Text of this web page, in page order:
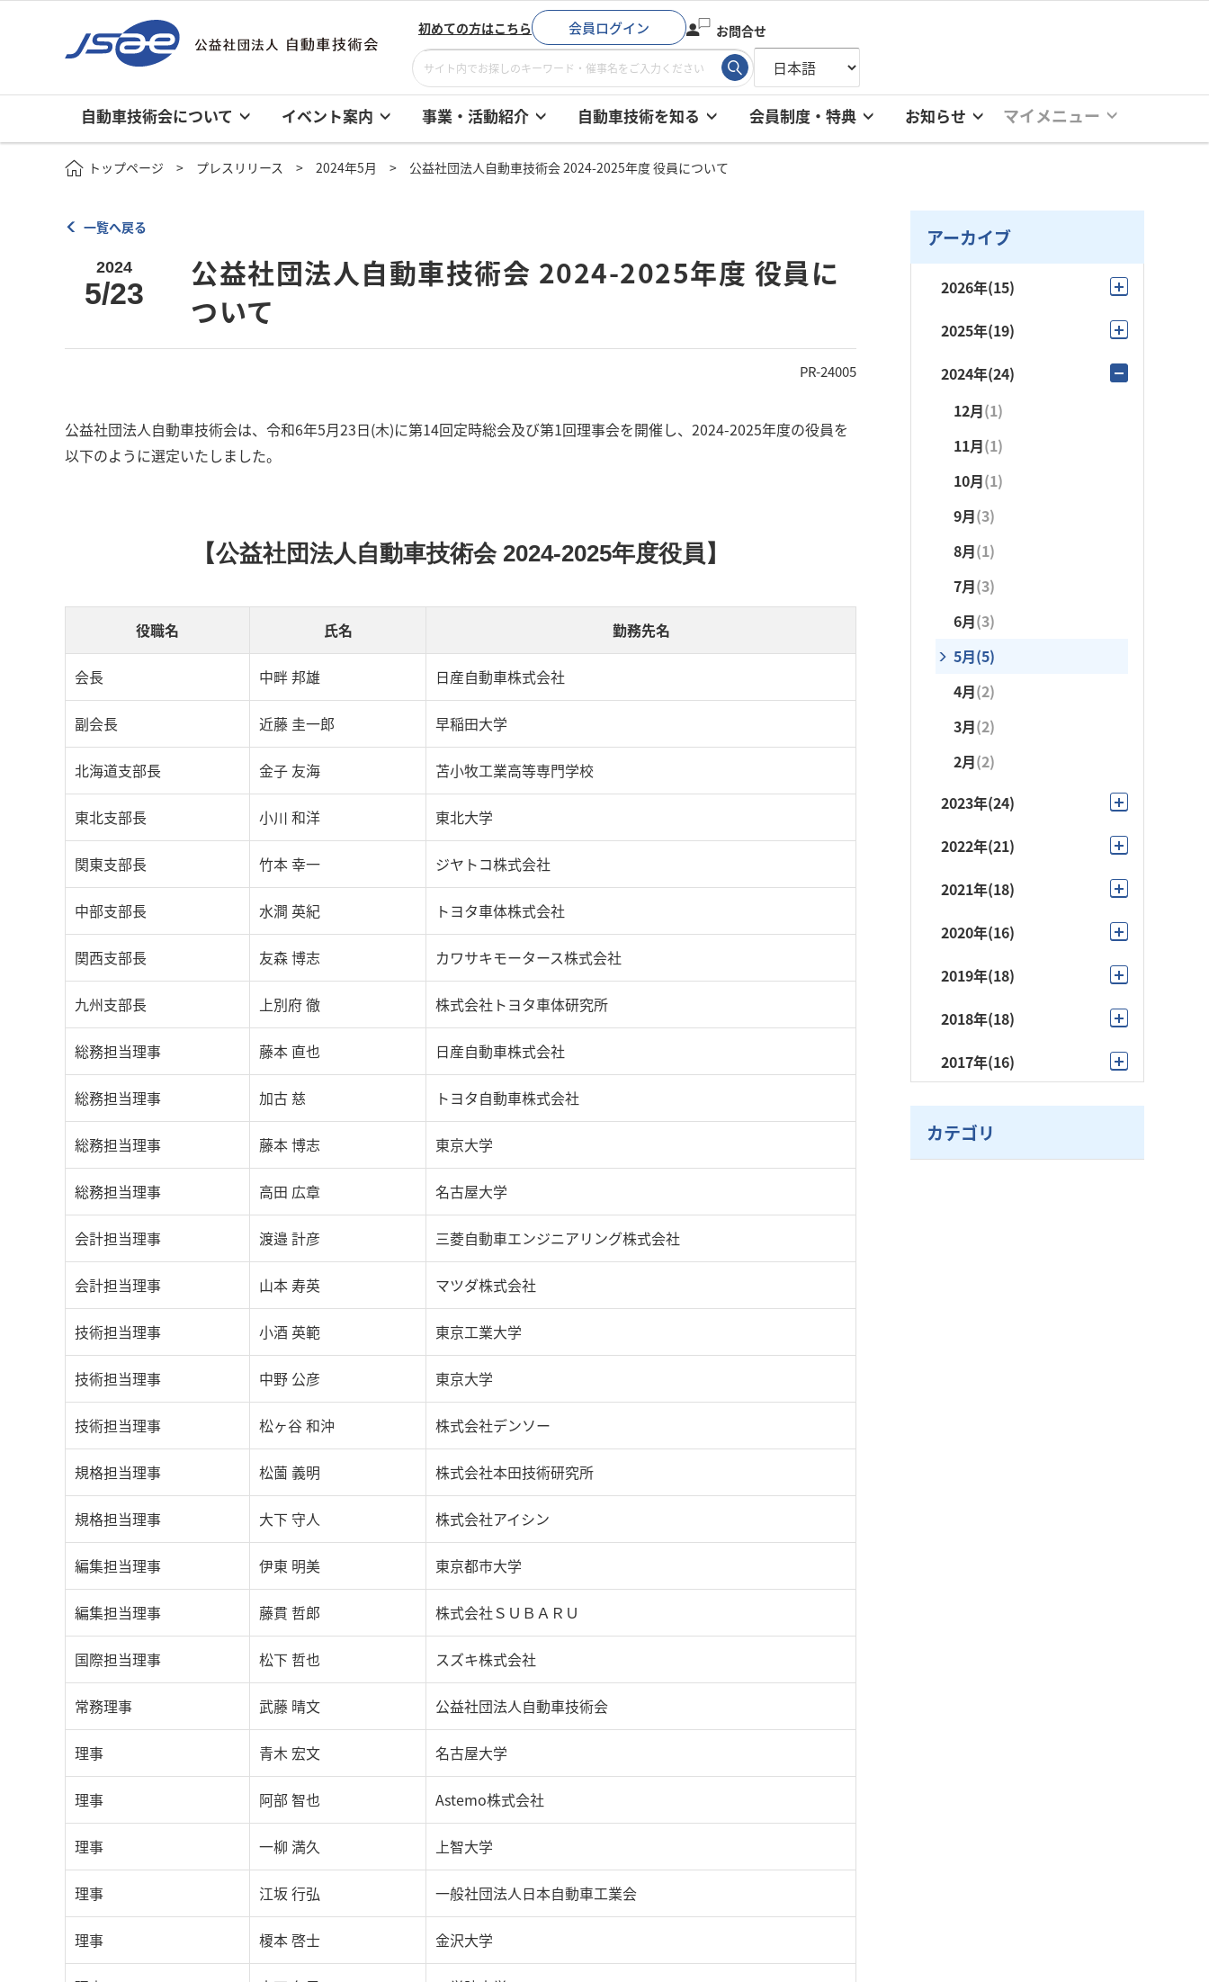
初めての方はこちら 会員ログイン お問合せ
自動車技術会について イベント案内 事業・活動紹介 自動車技術を知る 会員制度・特典 お知らせ マイメニュー
トップページ プレスリリース 2024年5月 公益社団法人自動車技術会 2024-2025年度 役員について
一覧へ戻る
公益社団法人自動車技術会 2024-2025年度 役員に
ついて
2024
5/23
PR-24005
公益社団法人自動車技術会は、令和6年5月23日(木)に第14回定時総会及び第1回理事会を開催し、2024-2025年度の役員を
以下のように選定いたしました。
【公益社団法人自動車技術会 2024-2025年度役員】
役職名 氏名 勤務先名
会長 中畔 邦雄 日産自動車株式会社
副会長 近藤 圭一郎 早稲田大学
北海道支部長 金子 友海 苫小牧工業高等専門学校
東北支部長 小川 和洋 東北大学
関東支部長 竹本 幸一 ジヤトコ株式会社
中部支部長 水澗 英紀 トヨタ車体株式会社
関西支部長 友森 博志 カワサキモータース株式会社
九州支部長 上別府 徹 株式会社トヨタ車体研究所
総務担当理事 藤本 直也 日産自動車株式会社
総務担当理事 加古 慈 トヨタ自動車株式会社
総務担当理事 藤本 博志 東京大学
総務担当理事 高田 広章 名古屋大学
会計担当理事 渡邉 計彦 三菱自動車エンジニアリング株式会社
会計担当理事 山本 寿英 マツダ株式会社
技術担当理事 小酒 英範 東京工業大学
技術担当理事 中野 公彦 東京大学
技術担当理事 松ヶ谷 和沖 株式会社デンソー
規格担当理事 松薗 義明 株式会社本田技術研究所
規格担当理事 大下 守人 株式会社アイシン
編集担当理事 伊東 明美 東京都市大学
編集担当理事 藤貫 哲郎 株式会社ＳＵＢＡＲＵ
国際担当理事 松下 哲也 スズキ株式会社
常務理事 武藤 晴文 公益社団法人自動車技術会
理事 青木 宏文 名古屋大学
理事 阿部 智也 Astemo株式会社
理事 一柳 満久 上智大学
理事 江坂 行弘 一般社団法人日本自動車工業会
理事 榎本 啓士 金沢大学
アーカイブ
2026年(15)
7月(2)
2025年(19)
11月(3)
10月(2)
7月(2)
6月(3)
5月(3)
4月(2)
3月(4)
2024年(24)
12月(1)
11月(1)
10月(1)
9月(3)
8月(1)
7月(3)
6月(3)
5月(5)
4月(2)
3月(2)
2月(2)
2023年(24)
11月(2)
8月 (1)
7月(2)
6月(5)
(3)
4月(2)
3月(3)
2月(2)
2022年(21)
10月(3)
7月 (2)
6月(4)
5月(3)
3月(3)
2月(1)
2021年(18)
11月(1)
8月 (1)
7月(2)
6月(2)
5月 (4)
2020年(16)
12月(1)
6月 (1)
5月(1)
4月 (7)
2019年(18)
11月(1)
9月(1)
2018年(18)
11月(1)
9月(1)
7月(4)
2017年(16)
9月(1)
カテゴリ